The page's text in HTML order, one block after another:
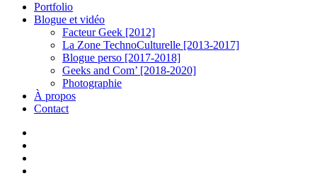
Portfolio
Blogue et vidéo
Facteur Geek [2012]
La Zone TechnoCulturelle [2013-2017]
Blogue perso [2017-2018]
Geeks and Com’ [2018-2020]
Photographie
À propos
Contact